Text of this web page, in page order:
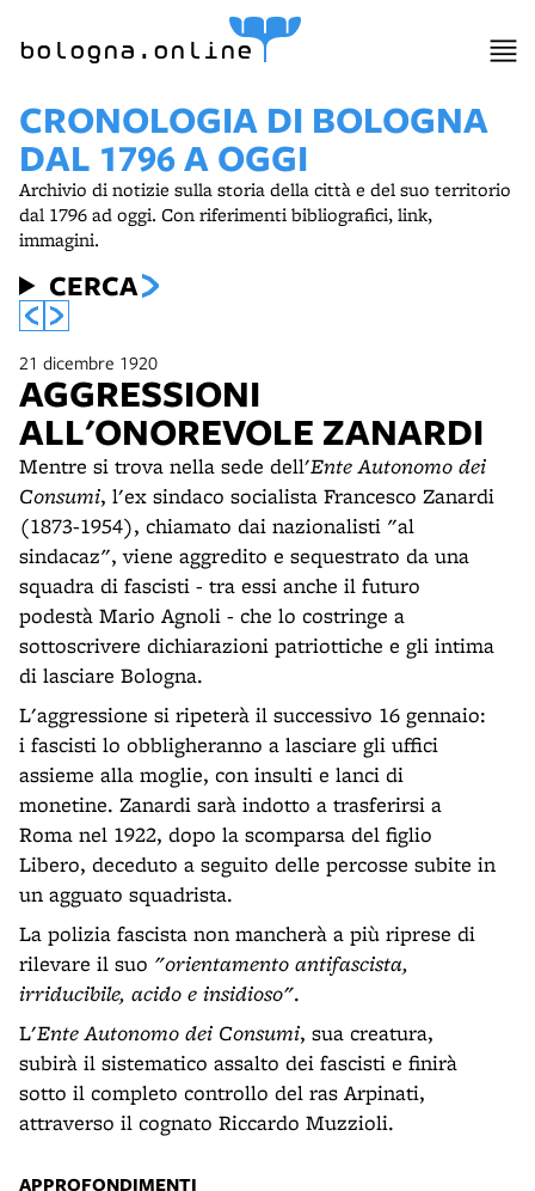
bologna.online
CRONOLOGIA DI BOLOGNA
DAL 1796 A OGGI
Archivio di notizie sulla storia della città e del suo territorio
dal 1796 ad oggi. Con riferimenti bibliografici, link,
immagini.
CERCA
21 dicembre 1920
AGGRESSIONI
ALL'ONOREVOLE ZANARDI
Mentre si trova nella sede dell'Ente Autonomo dei
Consumi, l'ex sindaco socialista Francesco Zanardi
(1873-1954), chiamato dai nazionalisti "al
sindacaz", viene aggredito e sequestrato da una
squadra di fascisti - tra essi anche il futuro
podestà Mario Agnoli - che lo costringe a
sottoscrivere dichiarazioni patriottiche e gli intima
di lasciare Bologna.
L'aggressione si ripeterà il successivo 16 gennaio:
i fascisti lo obbligheranno a lasciare gli uffici
assieme alla moglie, con insulti e lanci di
monetine. Zanardi sarà indotto a trasferirsi a
Roma nel 1922, dopo la scomparsa del figlio
Libero, deceduto a seguito delle percosse subite in
un agguato squadrista.
La polizia fascista non mancherà a più riprese di
rilevare il suo "orientamento antifascista,
irriducibile, acido e insidioso".
L'Ente Autonomo dei Consumi, sua creatura,
subirà il sistematico assalto dei fascisti e finirà
sotto il completo controllo del ras Arpinati,
attraverso il cognato Riccardo Muzzioli.
APPROFONDIMENTI